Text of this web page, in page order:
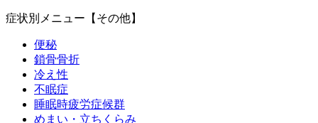
症状別メニュー【その他】
便秘
鎖骨骨折
冷え性
不眠症
睡眠時疲労症候群
めまい・立ちくらみ